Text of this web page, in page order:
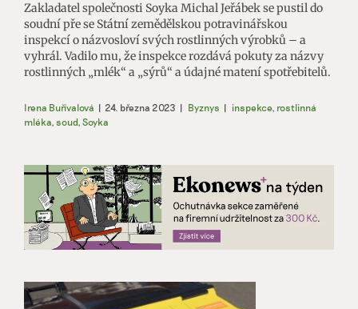
Zakladatel společnosti Soyka Michal Jeřábek se pustil do
soudní pře se Státní zemědělskou potravinářskou
inspekcí o názvosloví svých rostlinných výrobků – a
vyhrál. Vadilo mu, že inspekce rozdává pokuty za názvy
rostlinných „mlék“ a „sýrů“ a údajné matení spotřebitelů.
Irena Buřívalová | 24. března 2023 | Byznys | inspekce, rostlinná
mléka, soud, Soyka